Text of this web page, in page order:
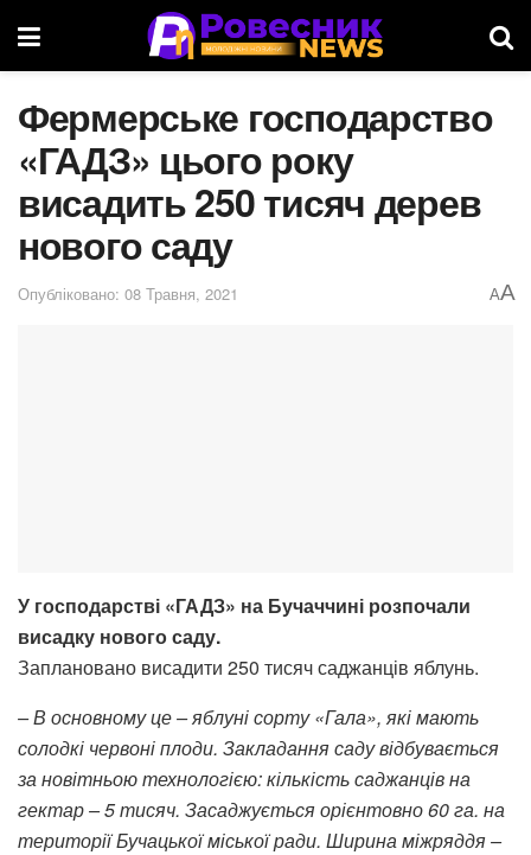
Фермерське господарство
«ГАДЗ» цього року
висадить 250 тисяч дерев
нового саду
Опубліковано: 08 Травня, 2021 AA
У господарстві «ГАДЗ» на Бучаччині розпочали
висадку нового саду.
Заплановано висадити 250 тисяч саджанців яблунь.
– В основному це – яблуні сорту «Гала», які мають
солодкі червоні плоди. Закладання саду відбувається
за новітньою технологією: кількість саджанців на
гектар – 5 тисяч. Засаджується орієнтовно 60 га. на
території Бучацької міської ради. Ширина міжряддя –